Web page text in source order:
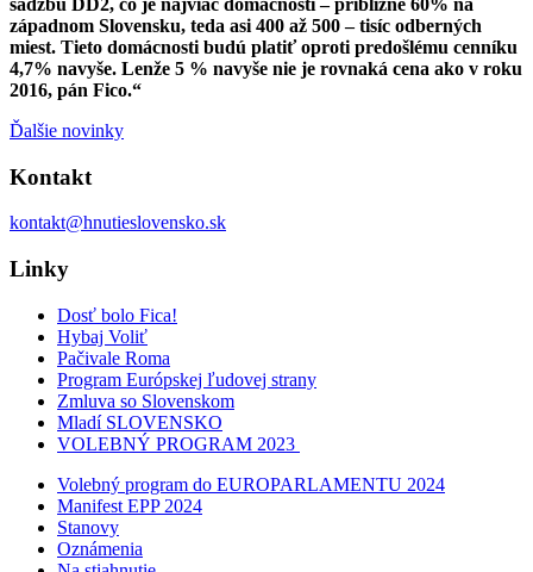
západnom Slovensku, teda asi 400 až 500 – tisíc odberných
miest. Tieto domácnosti budú platiť oproti predošlému cenníku
4,7% navyše. Lenže 5 % navyše nie je rovnaká cena ako v roku
2016, pán Fico.“
Ďalšie novinky
Kontakt
kontakt@hnutieslovensko.sk
Linky
Dosť bolo Fica!
Hybaj Voliť
Pačivale Roma
Program Európskej ľudovej strany
Zmluva so Slovenskom
Mladí SLOVENSKO
VOLEBNÝ PROGRAM 2023
Volebný program do EUROPARLAMENTU 2024
Manifest EPP 2024
Stanovy
Oznámenia